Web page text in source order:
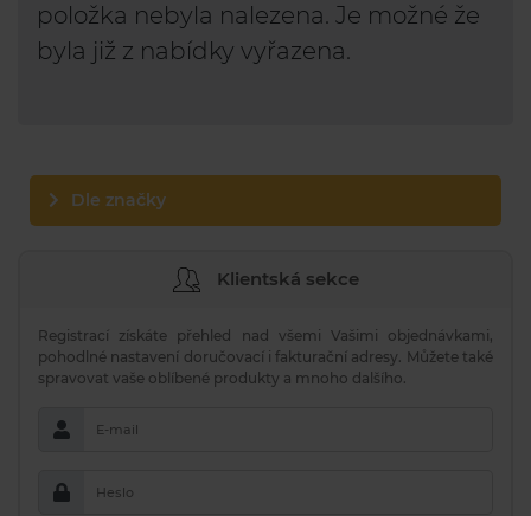
položka nebyla nalezena. Je možné že
byla již z nabídky vyřazena.
Dle značky
Klientská sekce
Registrací získáte přehled nad všemi Vašimi objednávkami,
pohodlné nastavení doručovací i fakturační adresy. Můžete také
spravovat vaše oblíbené produkty a mnoho dalšího.
E-mail
Heslo